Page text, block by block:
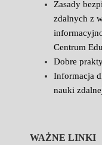
Zasady
zdalnych z
Centrum
Dobre
Informacja
nauki
WAŻNE LINKI